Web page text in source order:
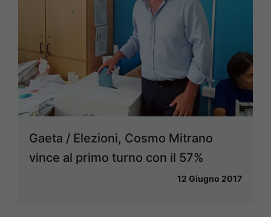
Gaeta / Elezioni, Cosmo Mitrano
vince al primo turno con il 57%
12 Giugno 2017